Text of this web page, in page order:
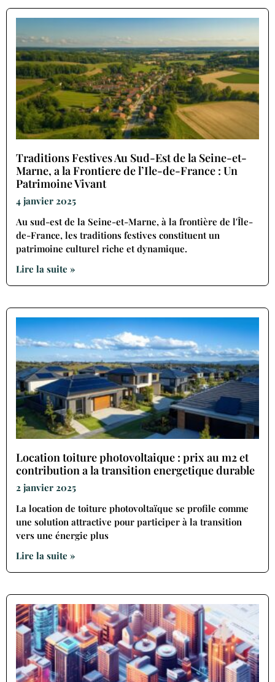
Traditions Festives Au Sud-Est de la Seine-et-
Marne, a la Frontiere de l’Ile-de-France : Un
Patrimoine Vivant
4 janvier 2025
Au sud-est de la Seine-et-Marne, à la frontière de l'Île-
de-France, les traditions festives constituent un
patrimoine culturel riche et dynamique.
Lire la suite »
Location toiture photovoltaique : prix au m2 et
contribution a la transition energetique durable
2 janvier 2025
La location de toiture photovoltaïque se profile comme
une solution attractive pour participer à la transition
vers une énergie plus
Lire la suite »